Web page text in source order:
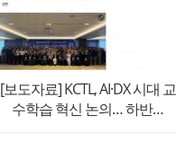
[보도자료] KCTL, AI·DX 시대 교
수학습 혁신 논의… 하반…